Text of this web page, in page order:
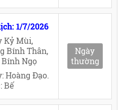
1/7/2026
Kỷ Mùi,
Bính Thân,
Ngọ
Hoàng Đạo.
Bế
Ngày
thường